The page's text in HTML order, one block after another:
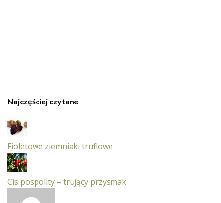
Najczęściej czytane
Fioletowe ziemniaki truflowe
Cis pospolity – trujący przysmak